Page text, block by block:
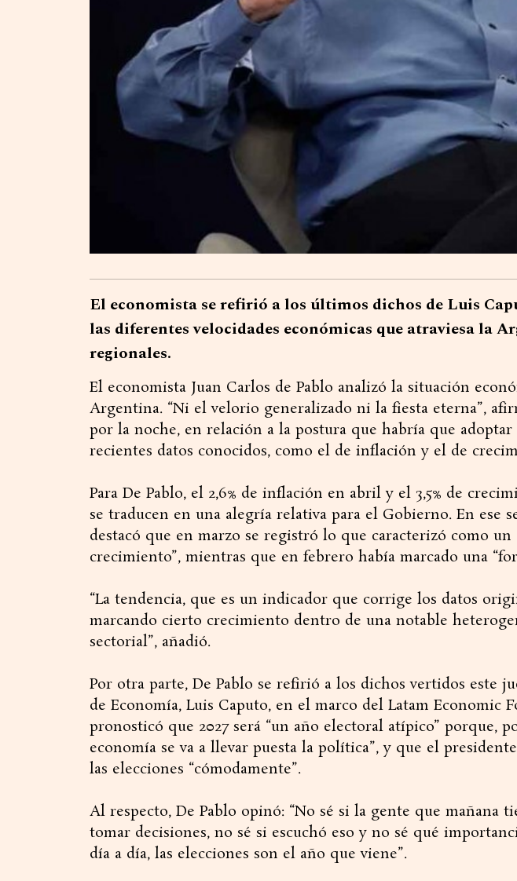
El economista se refirió a los últimos dichos de Luis
las diferentes velocidades económicas que atraviesa la
regionales.
El economista Juan Carlos de Pablo analizó la situación
Argentina. “Ni el velorio generalizado ni la fiesta eterna”,
por la noche, en relación a la postura que habría que
recientes datos conocidos, como el de inflación y el de
Para De Pablo, el 2,6% de inflación en abril y el 3,5% de
se traducen en una alegría relativa para el Gobierno. En ese
destacó que en marzo se registró lo que caracterizó como
crecimiento”, mientras que en febrero había marcado una
“La tendencia, que es un indicador que corrige los datos
marcando cierto crecimiento dentro de una notable
sectorial”, añadió.
Por otra parte, De Pablo se refirió a los dichos vertidos este
de Economía, Luis Caputo, en el marco del Latam Economic
pronosticó que 2027 será “un año electoral atípico” porque,
economía se va a llevar puesta la política”, y que el
las elecciones “cómodamente”.
Al respecto, De Pablo opinó: “No sé si la gente que mañana
tomar decisiones, no sé si escuchó eso y no sé qué
día a día, las elecciones son el año que viene”.